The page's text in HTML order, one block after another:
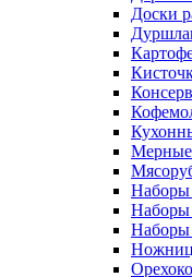
Доски
Мерные
Наборы
Наборы
Наборы